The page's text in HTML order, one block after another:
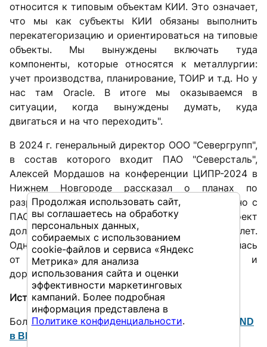
относится к типовым объектам КИИ. Это означает,
что мы как субъекты КИИ обязаны выполнить
перекатегоризацию и ориентироваться на типовые
объекты. Мы вынуждены включать туда
компоненты, которые относятся к металлургии:
учет производства, планирование, ТОИР и т.д. Но у
нас там Oracle. В итоге мы оказываемся в
ситуации, когда вынуждены думать, куда
двигаться и на что переходить".
В 2024 г. генеральный директор ООО "Севергрупп",
в состав которого входит ПАО "Северсталь",
Алексей Мордашов на конференции ЦИПР-2024 в
Нижнем Новгороде рассказал о планах по
разработке российского аналога SAP совместно с
ПАО "Сибур Холдинг". Инвестиции в проект
должны были составить около $1 млрд на пять лет.
Однако спустя ровно год "Северсталь" отказалась
от проекта по причине его сложности и
дороговизны.
Источник: ComNews.
Больше новостей читайте всообществе SAPLAND
в ВК
Продолжая использовать сайт,
вы соглашаетесь на обработку
персональных данных,
собираемых с использованием
cookie-файлов и сервиса «Яндекс
Метрика» для анализа
использования сайта и оценки
эффективности маркетинговых
кампаний. Более подробная
информация представлена в
Политике конфиденциальности.